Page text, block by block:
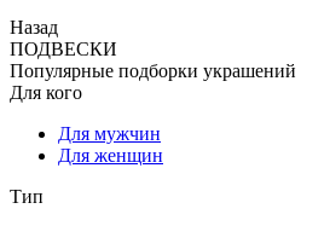
Назад
ПОДВЕСКИ
Популярные подборки украшений
Для кого
Для мужчин
Для женщин
Тип